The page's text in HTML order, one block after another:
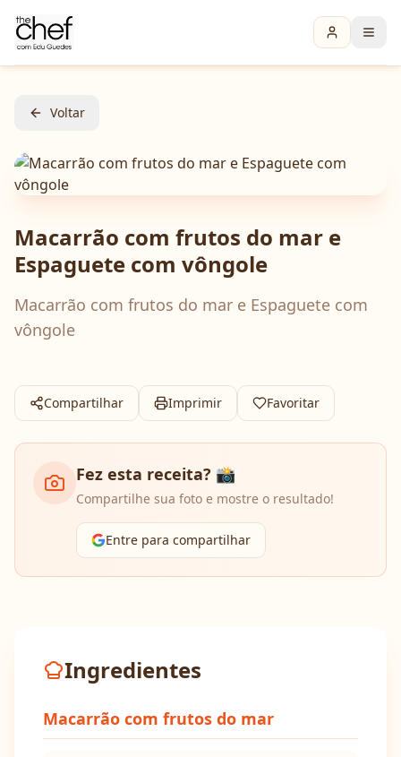
Voltar
Macarrão com frutos do mar e
Espaguete com vôngole
Macarrão com frutos do mar e Espaguete com
vôngole
Compartilhar Imprimir Favoritar
Fez esta receita? 📸
Compartilhe sua foto e mostre o resultado!
Entre para compartilhar
Ingredientes
Macarrão com frutos do mar